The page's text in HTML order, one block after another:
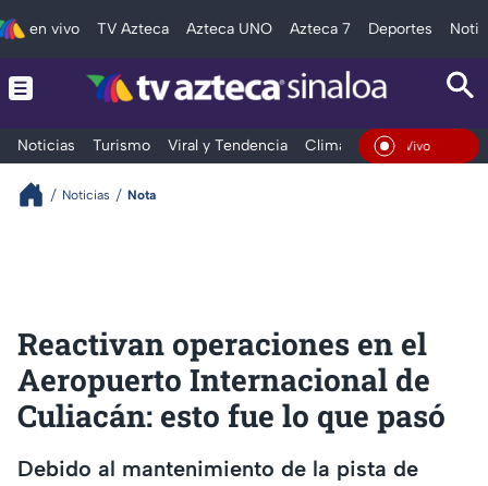
en vivo TV Azteca Azteca UNO Azteca 7 Deportes
Noticias Turismo Viral y Tendencia Clima Deportes
En Vivo
Noticias Nota
Reactivan operaciones en el
Aeropuerto Internacional de
Culiacán: esto fue lo que pasó
Debido al mantenimiento de la pista de